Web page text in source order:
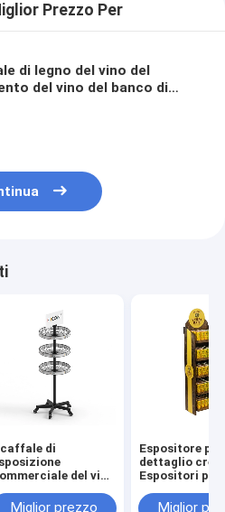
Prezzo Per
di legno del vino del
del vino del banco di
di
del vino
3 del giro
Miglior prezzo
Espositore
dettaglio
Espositori per
enoteche a 5
Miglior